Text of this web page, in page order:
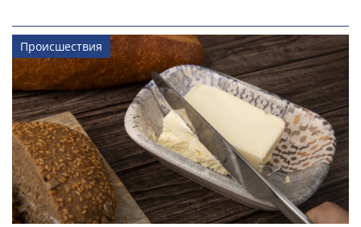
Происшествия